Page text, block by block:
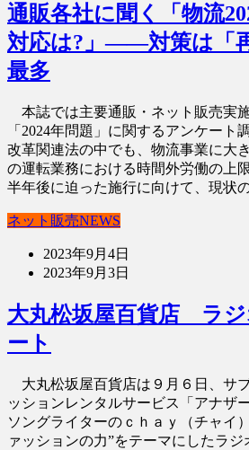
通販各社に聞く「物流
対応は?」――対策は「
最多
本誌では主要通販・ネット販売実
「2024年問題」に関するアンケート
改革関連法の中でも、物流事業に大
の運転業務における時間外労働の上
半年後に迫った施行に向けて、現状
ネット販売NEWS
2023年9月4日
2023年9月3日
大丸松坂屋百貨店 ラジ
ート
大丸松坂屋百貨店は９月６日、サ
ッションレンタルサービス「アナザ
ソングライターのｃｈａｙ（チャイ
ァッションの力”をテーマにしたラジ